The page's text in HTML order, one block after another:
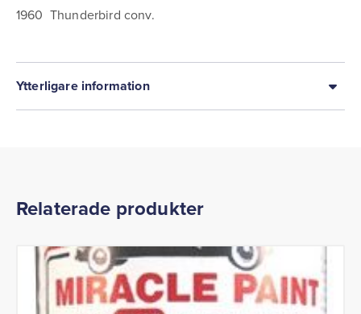
1960 Thunderbird conv.
Ytterligare information
Relaterade produkter